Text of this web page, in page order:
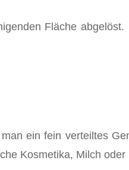
Fläche abgelöst.
ein fein verteiltes
Kosmetika, Milch oder